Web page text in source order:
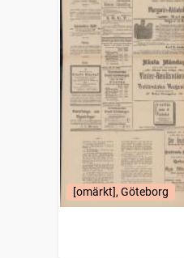
[omärkt], Göteborg